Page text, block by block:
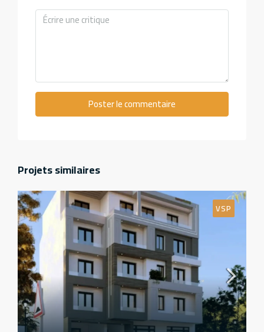
Poster le commentaire
Projets similaires
VSP